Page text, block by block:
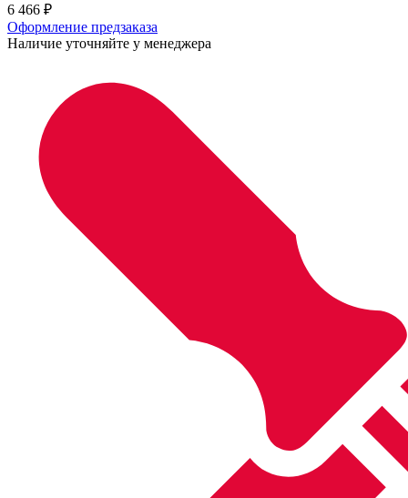
6 466 ₽
Оформление предзаказа
Наличие уточняйте у менеджера